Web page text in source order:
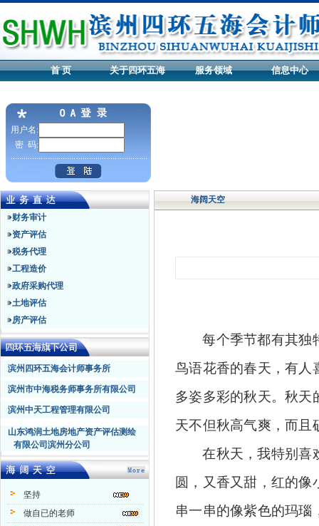
首 页 关于四环五海 服务领域 信息中心
用户名:
密 码:
财务审计
资产评估
税务代理
工程造价
政府采购代理
土地评估
房产评估
滨州四环五海会计师事务所
滨州市中海税务师事务所有限公司
滨州中天工程管理有限公司
山东鸿润土地房地产资产评估测绘
有限公司滨州分公司
坚持
做自已的老师
海阔天空
每个季节都有其独
鸟语花香的春天，有人
多姿多彩的秋天。秋天
天不但秋高气爽，而且
在秋天，我特别喜
圆，又香又甜，红的
串一串的像紫色的玛